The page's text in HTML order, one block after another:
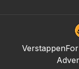
Verstappen